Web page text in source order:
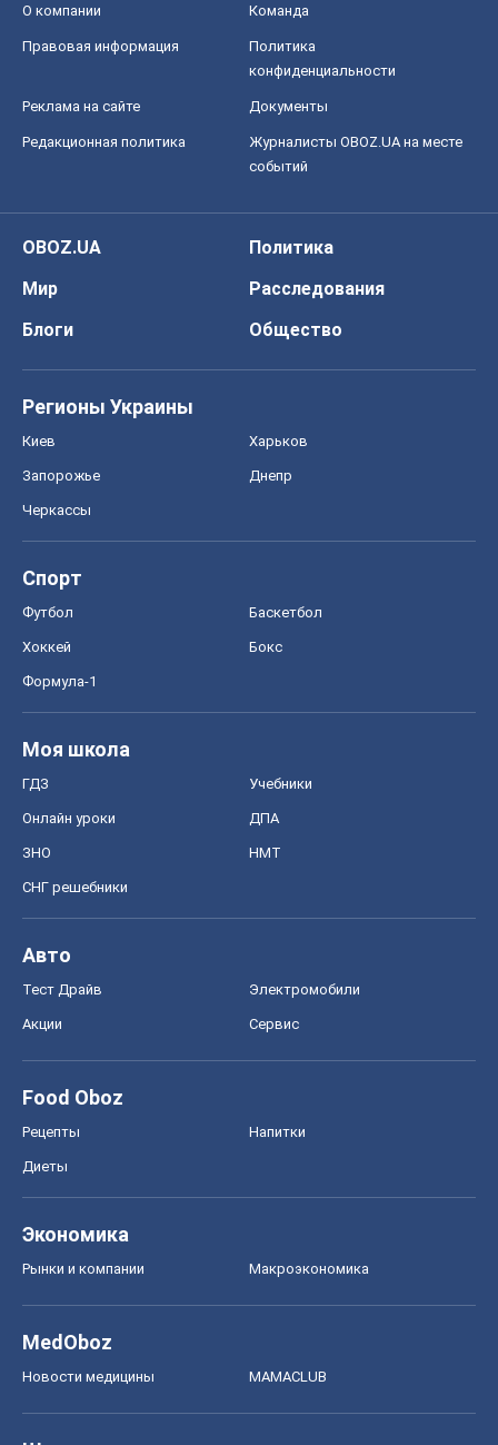
О компании Команда
Правовая информация
Политика
конфиденциальности
Реклама на сайте Документы
Редакционная политика
Журналисты OBOZ.UA на месте
событий
OBOZ.UA
Политика
Мир
Расследования
Блоги
Общество
Регионы Украины
Киев Харьков
Запорожье Днепр
Черкассы
Спорт
Футбол Баскетбол
Хоккей Бокс
Формула-1
Моя школа
ГДЗ Учебники
Онлайн уроки ДПА
ЗНО НМТ
СНГ решебники
Авто
Тест Драйв Электромобили
Акции Сервис
Food Oboz
Рецепты Напитки
Диеты
Экономика
Рынки и компании Mакроэкономика
MedOboz
Новости медицины MAMACLUB